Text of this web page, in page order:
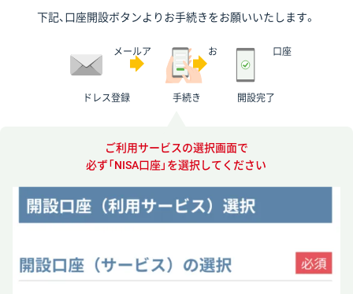
下記、口座開設ボタンよりお手続きをお願いいたします。
メールア
ドレス登録
お
手続き
口座
開設完了
ご利用サービスの選択画面で
必ず「NISA口座」を選択してください